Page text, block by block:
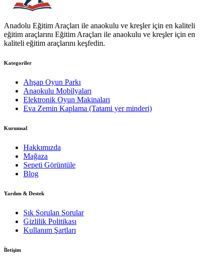
Anadolu Eğitim Araçları ile anaokulu ve kreşler için en kaliteli
eğitim araçlarını Eğitim Araçları ile anaokulu ve kreşler için en
kaliteli eğitim araçlarını keşfedin.
Kategoriler
Ahşap Oyun Parkı
Anaokulu Mobilyaları
Elektronik Oyun Makinaları
Eva Zemin Kaplama (Tatami yer minderi)
Kurumsal
Hakkımızda
Mağaza
Sepeti Görüntüle
Blog
Yardım & Destek
Sık Sorulan Sorular
Gizlilik Politikası
Kullanım Şartları
İletişim